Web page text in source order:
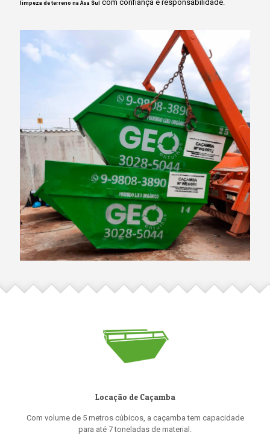
limpeza de terreno na Asa Sul com confiança e responsabilidade.
Locação de Caçamba
Com volume de 5 metros cúbicos, a caçamba tem capacidade
para até 7 toneladas de material.